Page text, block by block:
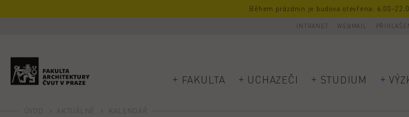
Během prázdnin je budova otevřena:
INTRANET WEBMAIL
FAKULTA UCHAZEČI STUDIUM
ÚVOD AKTUÁLNĚ KALENDÁŘ